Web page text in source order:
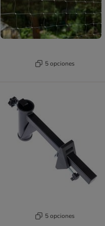
5 opciones
5 opciones